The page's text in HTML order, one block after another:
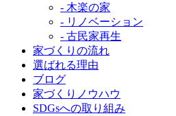
- 木楽の家
- リノベーション
- 古民家再生
家づくりの流れ
選ばれる理由
ブログ
家づくりノウハウ
SDGsへの取り組み